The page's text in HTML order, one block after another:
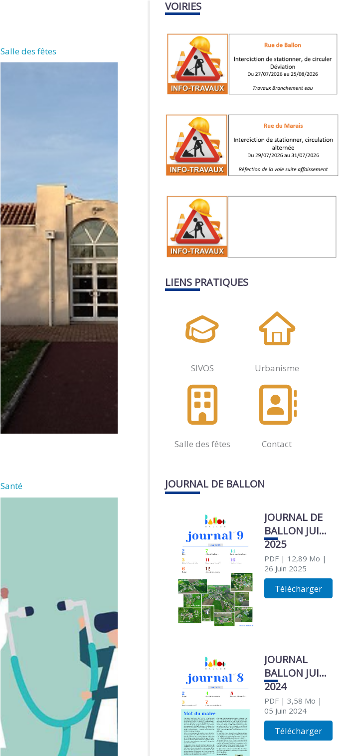
Salle des fêtes
Santé
VOIRIES
LIENS PRATIQUES
SIVOS Urbanisme
Salle des fêtes Contact
JOURNAL DE BALLON
JOURNAL DE
BALLON JUIN
2025
PDF| 12,89 Mo |
26 Juin 2025
Télécharger
JOURNAL
BALLON JUIN
2024
PDF| 3,58 Mo |
05 Juin 2024
Télécharger